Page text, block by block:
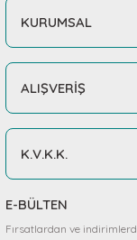
KURUMSAL
ALIŞVERİŞ
K.V.K.K.
E-BÜLTEN
Fırsatlardan ve